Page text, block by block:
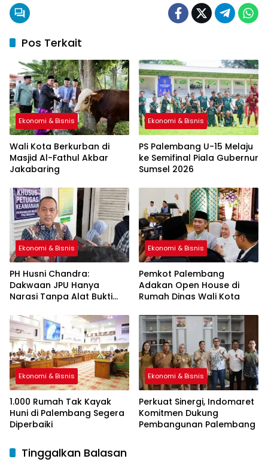
Pos Terkait
Ekonomi & Bisnis
Wali Kota Berkurban di
Masjid Al-Fathul Akbar
Jakabaring
Ekonomi & Bisnis
PS Palembang U-15 Melaju
ke Semifinal Piala Gubernur
Sumsel 2026
Ekonomi & Bisnis
PH Husni Chandra:
Dakwaan JPU Hanya
Narasi Tanpa Alat Bukti
Ekonomi & Bisnis
Pemkot Palembang
Adakan Open House di
Rumah Dinas Wali Kota
Ekonomi & Bisnis
1.000 Rumah Tak Kayak
Huni di Palembang Segera
Diperbaiki
Ekonomi & Bisnis
Perkuat Sinergi, Indomaret
Komitmen Dukung
Pembangunan Palembang
Tinggalkan Balasan